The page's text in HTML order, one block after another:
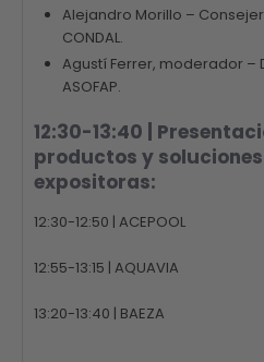
Alejandro Morillo –
CONDAL.
Agustí Ferrer, moderador –
ASOFAP.
12:30-13:40 |
productos y
expositoras:
12:30-12:50 | ACEPOOL
12:55-13:15 | AQUAVIA
13:20-13:40 | BAEZA